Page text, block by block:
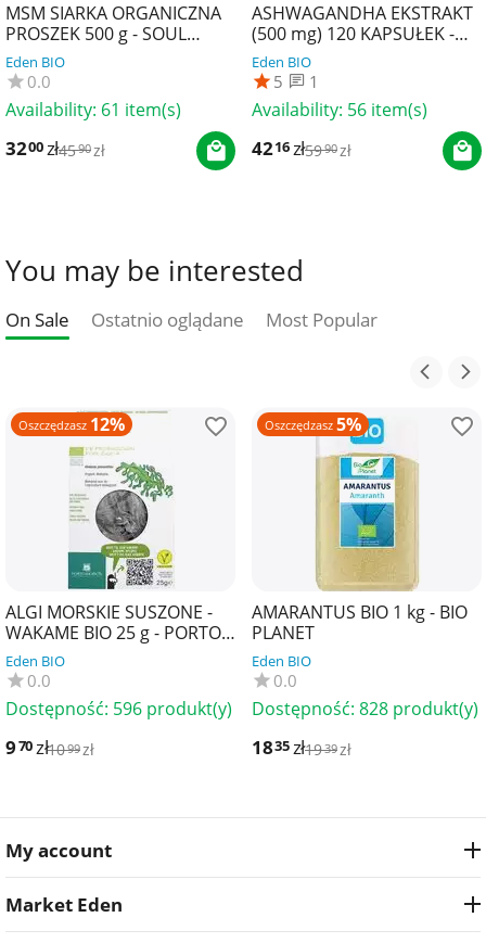
MSM SIARKA ORGANICZNA
PROSZEK 500 g - SOUL
FARM
Eden BIO
0.0
Availability: 61 item(s)
3200zł4590zł
ASHWAGANDHA EKSTRAKT
(500 mg) 120 KAPSUŁEK -
SOUL FARM
Eden BIO
5 1
Availability: 56 item(s)
4216zł5990zł
You may be interested
On Sale Ostatnio oglądane Most Popular
Oszczędzasz 12%
ALGI MORSKIE SUSZONE -
WAKAME BIO 25 g - PORTO
MUINOS
Eden BIO
0.0
Dostępność: 596 produkt(y)
970zł1099zł
Oszczędzasz 5%
AMARANTUS BIO 1 kg - BIO
PLANET
Eden BIO
0.0
Dostępność: 828 produkt(y)
1835zł1939zł
My account
Market Eden